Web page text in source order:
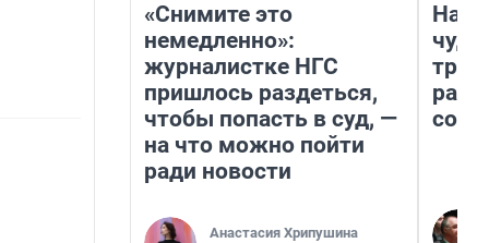
«Снимите это
немедленно»:
журналистке НГС
пришлось раздеться,
чтобы попасть в суд, —
на что можно пойти
ради новости
Анастасия Хрипушина